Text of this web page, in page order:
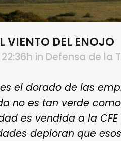
VIENTO DEL ENOJO
in Defensa de la
el dorado de las
no es tan verde
es vendida a la
deploran que